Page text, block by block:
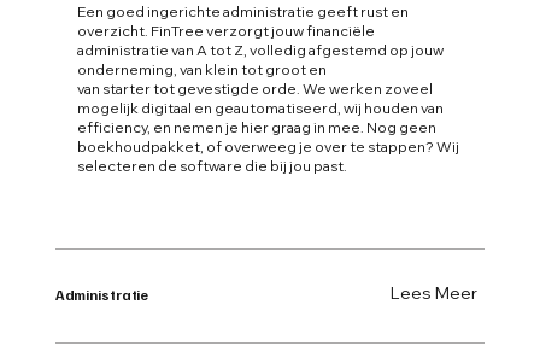
Een goed ingerichte administratie geeft rust en
overzicht. FinTree verzorgt jouw financiële
administratie van A tot Z, volledig afgestemd op jouw
onderneming, van klein tot groot en
van starter tot gevestigde orde. We werken zoveel
mogelijk digitaal en geautomatiseerd, wij houden van
efficiency, en nemen je hier graag in mee. Nog geen
boekhoudpakket, of overweeg je over te stappen? Wij
selecteren de software die bij jou past.
Lees Meer
Administratie